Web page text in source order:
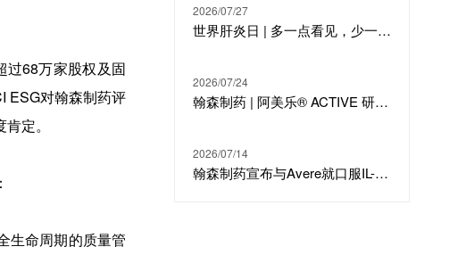
过68万家股权及固
ESG对翰森制药评
定。
生命周期的质量管
2026/07/27
世界肝炎日 | 多一点看见，少一点偏见，科学治疗才是打败乙肝的最强答案
2026/07/24
翰森制药 | 阿美乐® ACTIVE 研究在线发表于国际期刊 JTO
2026/07/14
翰森制药宣布与Avere就口服IL-23候选分子HS-20118达成许可合作及战略投资